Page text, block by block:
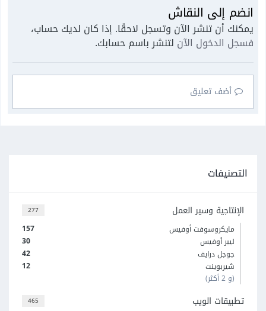
انضم إلى النقاش
يمكنك أن تنشر الآن وتسجل لاحقًا. إذا كان لديك حساب،
فسجل الدخول الآن لتنشر باسم حسابك.
أضف تعليق
التصنيفات
277 الإنتاجية وسير العمل
157
مايكروسوفت أوفيس
30
ليبر أوفيس
42
جوجل درايف
12
شيربوينت
(و 2 أكثر)
465 تطبيقات الويب